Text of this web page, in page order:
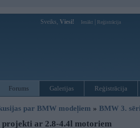
Sveiks, Viesi! Ienākt Reģistrācija
Forums Galerijas Reģistrācija
par BMW modeļiem » BMW 3.
projekti ar 2.8-4.4l motoriem